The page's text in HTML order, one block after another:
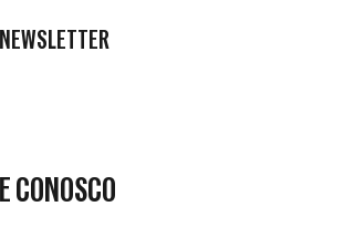
CONOSCO